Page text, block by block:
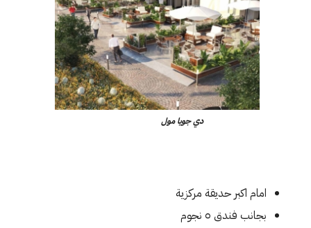
دي جويا مول
امام اكبر حديقة مركزية
بجانب فندق ٥ نجوم